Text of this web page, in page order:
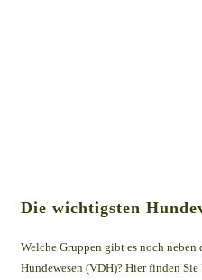
Die wichtigsten
Welche Gruppen gibt es noch neben
Hundewesen (VDH)? Hier finden